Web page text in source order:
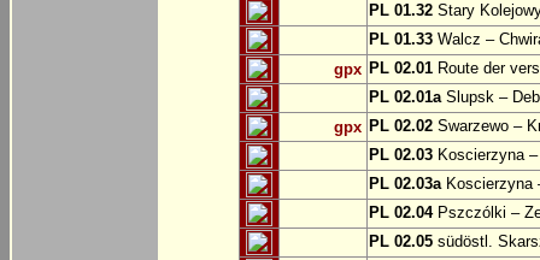
PL 01.32 Stary
PL 01.33 Walcz –
gpx PL 02.01 Route der
PL 02.01aSlupsk –
gpx PL 02.02 Swarzewo –
PL 02.03 Koscierzyna
PL 02.03aKoscierzyna
PL 02.04Pszczólki –
PL 02.05 südöstl.